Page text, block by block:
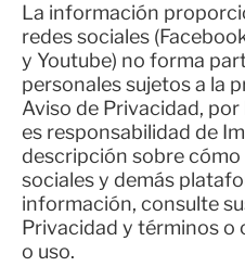
La información
redes sociales
y Youtube) no forma
personales sujetos a la
Aviso de Privacidad,
es responsabilidad de
descripción sobre
sociales y demás
información, consulte
Privacidad y términos o
o uso.